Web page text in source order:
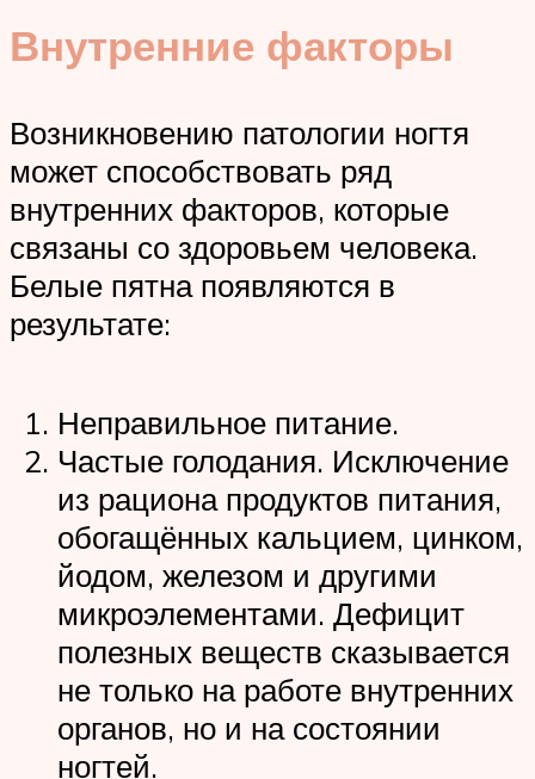
Внутренние факторы
Возникновению патологии ногтя
может способствовать ряд
внутренних факторов, которые
связаны со здоровьем человека.
Белые пятна появляются в
результате:
Неправильное питание.
Частые голодания. Исключение
из рациона продуктов питания,
обогащённых кальцием, цинком,
йодом, железом и другими
микроэлементами. Дефицит
полезных веществ сказывается
не только на работе внутренних
органов, но и на состоянии
ногтей.